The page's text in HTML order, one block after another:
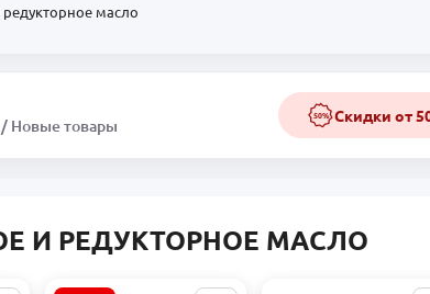
масло
Новые товары
50% Скидки от
И РЕДУКТОРНОЕ МАСЛО